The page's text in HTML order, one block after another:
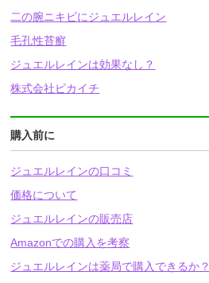
二の腕ニキビにジュエルレイン
毛孔性苔癬
ジュエルレインは効果なし？
株式会社ピカイチ
購入前に
ジュエルレインの口コミ
価格について
ジュエルレインの販売店
Amazonでの購入を考察
ジュエルレインは薬局で購入できるか？